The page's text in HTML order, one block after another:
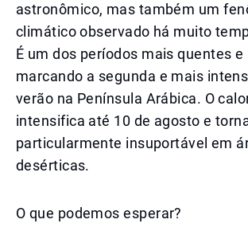
astronômico, mas também um
climático observado há muito
É um dos períodos mais quentes e
marcando a segunda e mais
verão na Península Arábica. O
intensifica até 10 de agosto e
particularmente insuportável em
desérticas.
O que podemos esperar?